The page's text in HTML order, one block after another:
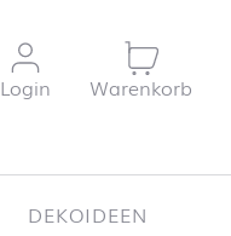
Login
Warenkorb
DEKOIDEEN